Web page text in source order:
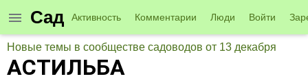
Сад Активность Комментарии Люди Войти
Новые темы в сообществе садоводов от 13 декабря
АСТИЛЬБА